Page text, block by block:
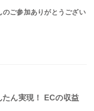
ご参加ありがとうござい
ん実現！ ECの収益